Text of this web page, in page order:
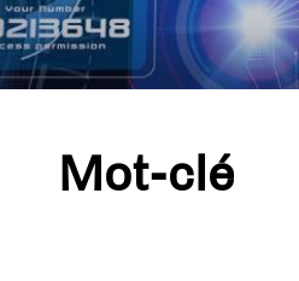
Mot-clé